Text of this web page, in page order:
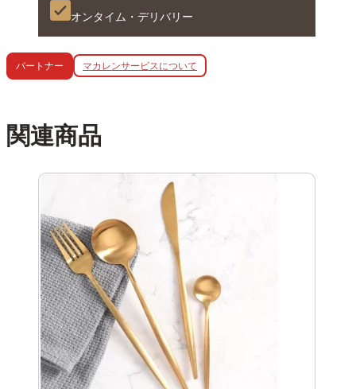
オンタイム・デリバリー
パートナー マカレンサービスについて
関連商品